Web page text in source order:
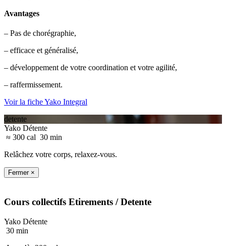
Avantages
– Pas de chorégraphie,
– efficace et généralisé,
– développement de votre coordination et votre agilité,
– raffermissement.
Voir la fiche Yako Integral
detente
Yako Détente
≈ 300 cal 30 min
Relâchez votre corps, relaxez-vous.
Fermer ×
Cours collectifs Etirements / Detente
Yako Détente
30 min